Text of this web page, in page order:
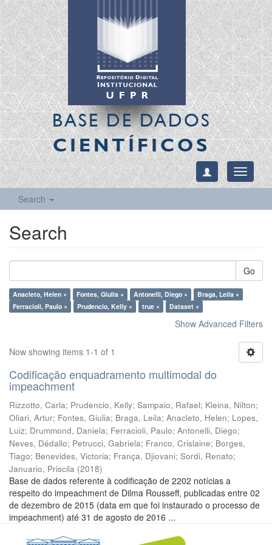
BASE DE DADOS
CIENTÍFICOS
Toggle
Search
Search
Go
Anacleto, Helen × Fontes, Giulia × Antonelli, Diego ×
Braga, Leila ×
Ferracioli, Paulo ×
Prudencio, Kelly × true × Dataset ×
Show Advanced Filters
Now showing items 1-1 of 1
Codificação enquadramento multimodal do
impeachment
Rizzotto, Carla; Prudencio, Kelly; Sampaio, Rafael; Kleina, Nilton;
Oliari, Artur; Fontes, Giulia; Braga, Leila; Anacleto, Helen; Lopes,
Luiz; Drummond, Daniela; Ferracioli, Paulo; Antonelli, Diego;
Neves, Dédallo; Petrucci, Gabriela; Franco, Crislaine; Borges,
Tiago; Benevides, Victoria; França, Djiovani; Sordi, Renato;
Januario, Priscila (2018)
Base de dados referente à codificação de 2202 notícias a
respeito do impeachment de Dilma Rousseff, publicadas entre 02
de dezembro de 2015 (data em que foi instaurado o processo de
impeachment) até 31 de agosto de 2016 ...